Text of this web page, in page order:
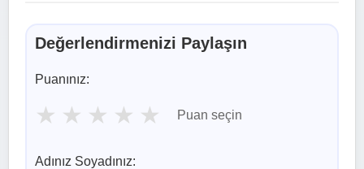
Değerlendirmenizi Paylaşın
Puanınız:
★ ★ ★ ★ ★ Puan seçin
Adınız Soyadınız: